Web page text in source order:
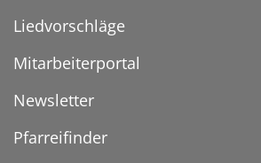
Liedvorschläge
Mitarbeiterportal
Newsletter
Pfarreifinder